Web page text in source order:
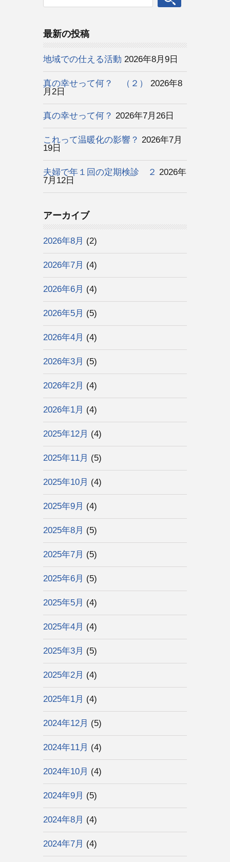
最新の投稿
地域での仕える活動 2026年8月9日
真の幸せって何？ （２）
2026年8
月2日
真の幸せって何？ 2026年7月26日
これって温暖化の影響？ 2026年7月
19日
夫婦で年１回の定期検診 ２ 2026年
7月12日
アーカイブ
2026年8月 (2)
2026年7月 (4)
2026年6月 (4)
2026年5月 (5)
2026年4月 (4)
2026年3月 (5)
2026年2月 (4)
2026年1月 (4)
2025年12月 (4)
2025年11月 (5)
2025年10月 (4)
2025年9月 (4)
2025年8月 (5)
2025年7月 (5)
2025年6月 (5)
2025年5月 (4)
2025年4月 (4)
2025年3月 (5)
2025年2月 (4)
2025年1月 (4)
2024年12月 (5)
2024年11月 (4)
2024年10月 (4)
2024年9月 (5)
2024年8月 (4)
2024年7月 (4)